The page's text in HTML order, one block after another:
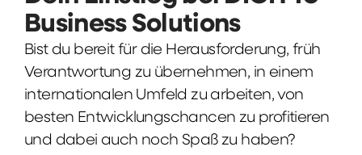
Business Solutions
Bist du bereit für die Herausforderung, früh
Verantwortung zu übernehmen, in einem
internationalen Umfeld zu arbeiten, von
besten Entwicklungschancen zu profitieren
und dabei auch noch Spaß zu haben?